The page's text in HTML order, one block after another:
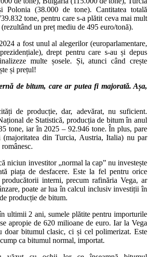
Polonia (38.000 de tone). Cantitatea totală
tone, pentru care s-a plătit ceva mai mult
un preț mediu de 495 euro/tonă).
a fost unul al alegerilor (europarlamentare,
drept pentru care s-au și depus
multe șosele. Și, atunci când crește
și prețul!
de bitum, care ar putea fi majorată. Așa,
de producție, dar, adevărat, nu suficient.
de Statistică, producția de bitum în anul
tone, iar în 2025 – 92.946 tone. În plus, pare
(majoritatea din Turcia, Austria, Italia) nu par
niciun investitor „normal la cap” nu investește
piața de desfacere. Este la fel pentru orice
interni, precum rafinăria Vega, ar
poate ar lua în calcul inclusiv investiții în
producție de bitum.
ultimii 2 ani, sumele plătite pentru importurile
apropie de 620 milioane de euro. Iar la Vega
doar bitumul clasic, ci și cel polimerizat. Este
ca bitumul normal, importat.